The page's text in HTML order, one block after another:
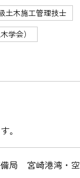
土木施工管理技士
学会）
。
局 宮崎港湾・空